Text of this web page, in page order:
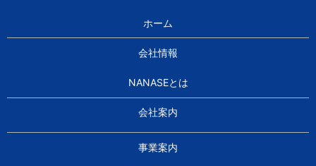
ホーム
会社情報
NANASEとは
会社案内
事業案内